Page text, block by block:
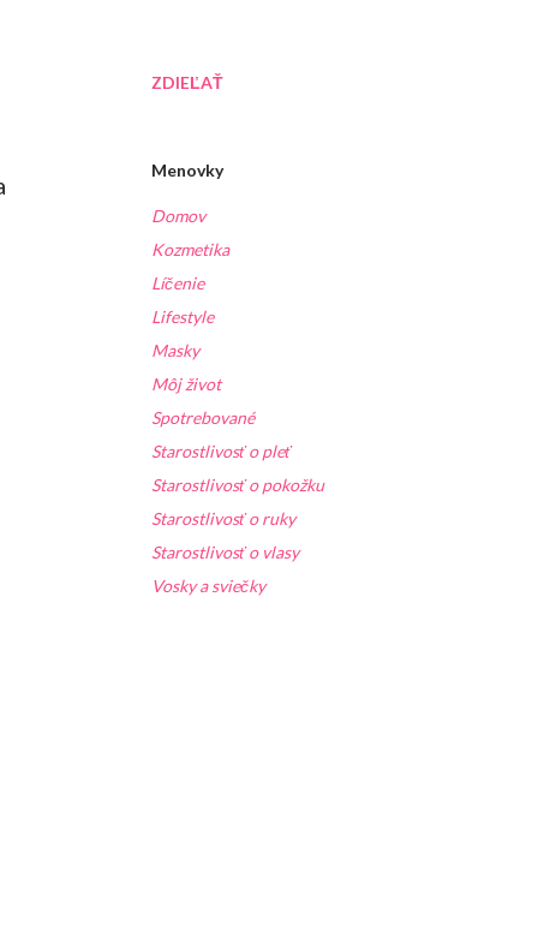
ZDIEĽAŤ
Menovky
Domov
Kozmetika
Líčenie
Lifestyle
Masky
Môj život
Spotrebované
Starostlivosť o pleť
Starostlivosť o pokožku
Starostlivosť o ruky
Starostlivosť o vlasy
Vosky a sviečky